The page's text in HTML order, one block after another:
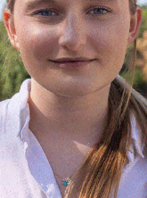
Cronaca 3 Agosto
Scomparso da
Fiorentino
Levane nel 2020
Cronaca 4 Agosto
Un anno fa la
Gianni, Giulia
processo, lo